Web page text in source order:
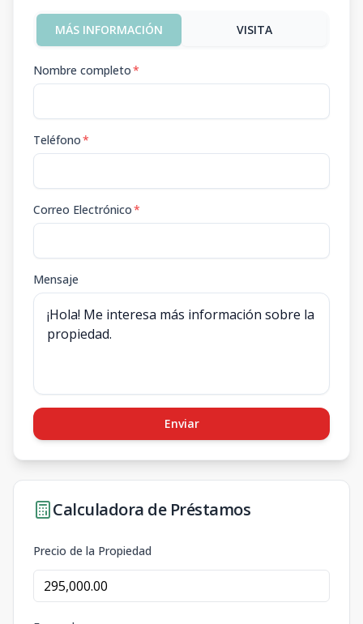
MÁS INFORMACIÓN VISITA
Nombre completo*
Teléfono*
Correo Electrónico*
Mensaje
Enviar
Calculadora de Préstamos
Precio de la Propiedad